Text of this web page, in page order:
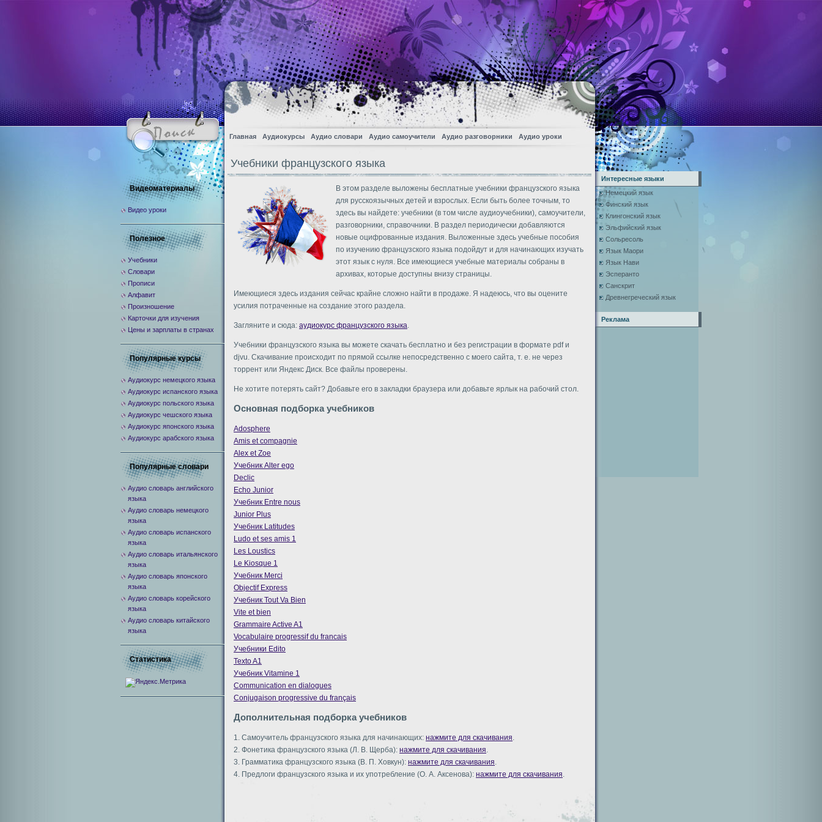
Главная Аудиокурсы Аудио словари Аудио самоучители Аудио разговорники Аудио уроки
Учебники французского языка
В этом разделе выложены бесплатные учебники французского языка
для русскоязычных детей и взрослых. Если быть более точным, то
здесь вы найдете: учебники (в том числе аудиоучебники), самоучители,
разговорники, справочники. В раздел периодически добавляются
новые оцифрованные издания. Выложенные здесь учебные пособия
по изучению французского языка подойдут и для начинающих изучать
этот язык с нуля. Все имеющиеся учебные материалы собраны в
архивах, которые доступны внизу страницы.
Имеющиеся здесь издания сейчас крайне сложно найти в продаже. Я надеюсь, что вы оцените
усилия потраченные на создание этого раздела.
Загляните и сюда: аудиокурс французского языка.
Учебники французского языка вы можете скачать бесплатно и без регистрации в формате pdf и
djvu. Скачивание происходит по прямой ссылке непосредственно с моего сайта, т. е. не через
торрент или Яндекс Диск. Все файлы проверены.
Не хотите потерять сайт? Добавьте его в закладки браузера или добавьте ярлык на рабочий стол.
Основная подборка учебников
Adosphere
Amis et compagnie
Alex et Zoe
Учебник Alter ego
Declic
Echo Junior
Учебник Entre nous
Junior Plus
Учебник Latitudes
Ludo et ses amis 1
Les Loustics
Le Kiosque 1
Учебник Merci
Objectif Express
Учебник Tout Va Bien
Vite et bien
Grammaire Active A1
Vocabulaire progressif du francais
Учебники Edito
Texto A1
Учебник Vitamine 1
Communication en dialogues
Conjugaison progressive du français
Дополнительная подборка учебников
1. Самоучитель французского языка для начинающих: нажмите для скачивания
2. Фонетика французского языка (Л. В. Щерба): нажмите для скачивания
3. Грамматика французского языка (В. П. Ховкун): нажмите для скачивания
4. Предлоги французского языка и их употребление (О. А. Аксенова): нажмите для скачивания
Видеоматериалы
Видео уроки
Полезное
Учебники
Словари
Прописи
Алфавит
Произношение
Карточки для изучения
Цены и зарплаты в странах
Популярные курсы
Аудиокурс немецкого языка
Аудиокурс испанского языка
Аудиокурс польского языка
Аудиокурс чешского языка
Аудиокурс японского языка
Аудиокурс арабского языка
Популярные словари
Аудио словарь английского
языка
Аудио словарь немецкого
языка
Аудио словарь испанского
языка
Аудио словарь итальянского
языка
Аудио словарь японского
языка
Аудио словарь корейского
языка
Аудио словарь китайского
языка
Статистика
Интересные языки
Немецкий язык
Финский язык
Клингонский язык
Эльфийский язык
Сольресоль
Язык Маори
Язык Нави
Эсперанто
Санскрит
Древнегреческий язык
Реклама